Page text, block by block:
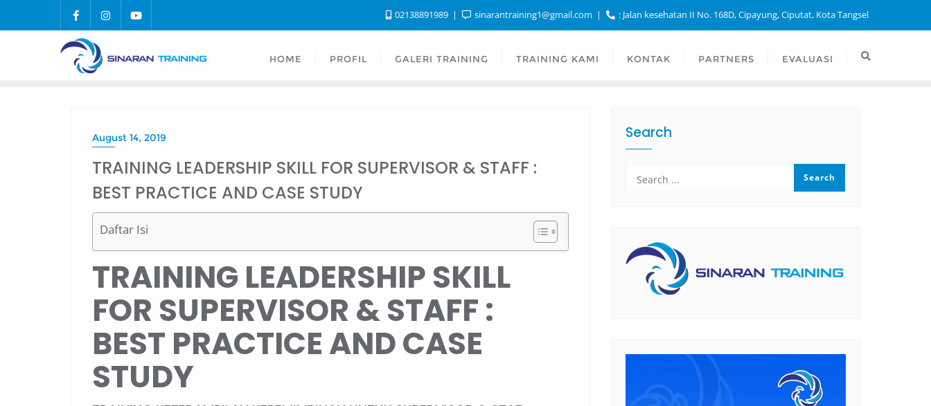
02138891989 sinarantraining1@gmail.com : Jalan kesehatan II No. 168D, Cipayung, Ciputat, Kota Tangsel
HOME PROFIL GALERI TRAINING TRAINING KAMI KONTAK PARTNERS EVALUASI
August 14, 2019
TRAINING LEADERSHIP SKILL FOR SUPERVISOR & STAFF :
BEST PRACTICE AND CASE STUDY
Daftar Isi
TRAINING LEADERSHIP SKILL
FOR SUPERVISOR & STAFF :
BEST PRACTICE AND CASE
STUDY
Search